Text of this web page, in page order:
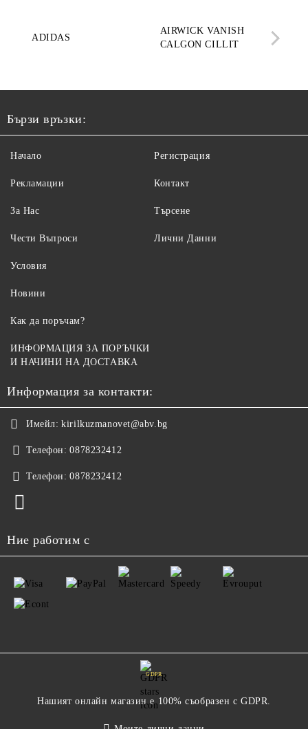
ADIDAS
AIRWICK VANISH
CALGON CILLIT
Бързи връзки:
Начало
Рекламации
За Нас
Чести Въпроси
Регистрация
Контакт
Търсене
Лични Данни
Условия
Новини
Как да поръчам?
ИНФОРМАЦИЯ ЗА ПОРЪЧКИ
И НАЧИНИ НА ДОСТАВКА
Информация за контакти:
Имейл: kirilkuzmanovet@abv.bg
Телефон: 0878232412
Телефон: 0878232412
Ние работим с
GDPR
Нашият онлайн магазин е 100% съобразен с GDPR.